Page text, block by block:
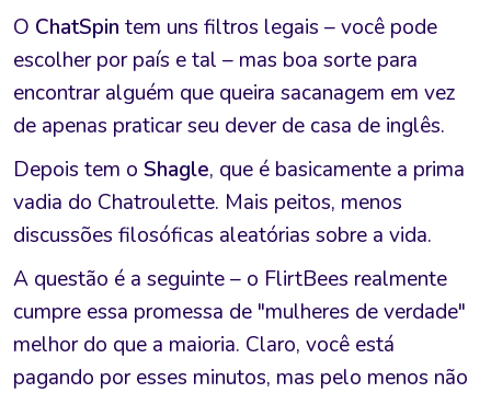
O ChatSpin tem uns filtros legais – você pode
escolher por país e tal – mas boa sorte para
encontrar alguém que queira sacanagem em vez
de apenas praticar seu dever de casa de inglês.
Depois tem o Shagle, que é basicamente a prima
vadia do Chatroulette. Mais peitos, menos
discussões filosóficas aleatórias sobre a vida.
A questão é a seguinte – o FlirtBees realmente
cumpre essa promessa de "mulheres de verdade"
melhor do que a maioria. Claro, você está
pagando por esses minutos, mas pelo menos não